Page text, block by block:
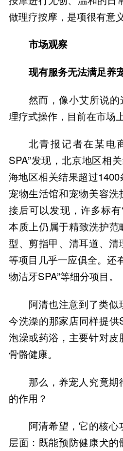
做理疗按摩，是项很有意义
市场观察
现有服务无法满足养
然而，像小艾所说的
理疗式操作，目前在市场
北青报记者在某电
SPA”发现，北京地区相
海地区相关结果超过
宠物生活馆和宠物美容
接后可以发现，许多标有
本质上仍属于精致洗护
型、剪指甲、清耳道、
等项目几乎一应俱全。还
物洁牙SPA”等细分项目。
阿清也注意到了类
今洗澡的那家店同样提
泡澡或药浴，主要针对
骨骼健康。
那么，养宠人究竟
的作用？
阿清希望，它的核
层面：既能预防健康犬